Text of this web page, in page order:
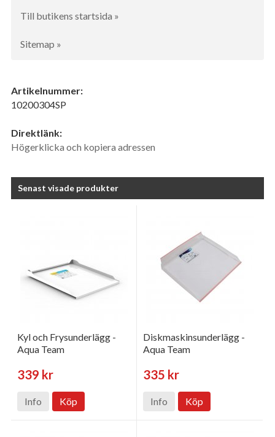
Till butikens startsida »
Sitemap »
Artikelnummer:
10200304SP
Direktlänk:
Högerklicka och kopiera adressen
Senast visade produkter
Kyl och Frysunderlägg -
Aqua Team
339 kr
Info Köp
Diskmaskinsunderlägg -
Aqua Team
335 kr
Info Köp